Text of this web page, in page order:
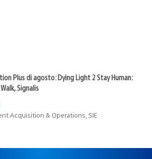
Plus di agosto: Dying Light 2 Stay Human:
Signalis
Acquisition & Operations, SIE